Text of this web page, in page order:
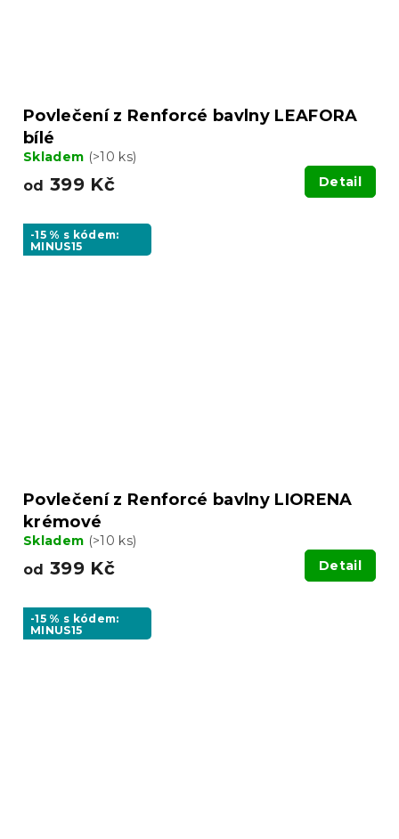
Povlečení z Renforcé bavlny LEAFORA
bílé
Skladem (>10 ks)
od 399 Kč Detail
-15 % s kódem:
MINUS15
Povlečení z Renforcé bavlny LIORENA
krémové
Skladem (>10 ks)
od 399 Kč Detail
-15 % s kódem:
MINUS15